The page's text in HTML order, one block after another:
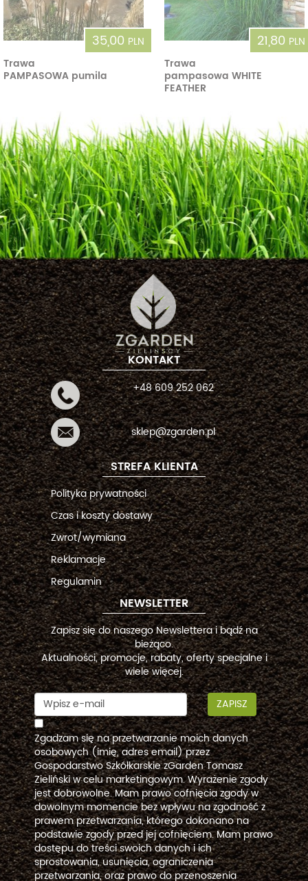
35,00 PLN
Trawa
PAMPASOWA pumila
21,80 PLN
Trawa
pampasowa WHITE
FEATHER
KONTAKT
+48 609 252 062
sklep@zgarden.pl
STREFA KLIENTA
Polityka prywatności
Czas i koszty dostawy
Zwrot/wymiana
Reklamacje
Regulamin
NEWSLETTER
Zapisz się do naszego Newslettera i bądź na
bieżąco.
Aktualności, promocje, rabaty, oferty specjalne i
wiele więcej.
ZAPISZ
Zgadzam się na przetwarzanie moich danych
osobowych (imię, adres email) przez
Gospodarstwo Szkółkarskie zGarden Tomasz
Zieliński w celu marketingowym. Wyrażenie zgody
jest dobrowolne. Mam prawo cofnięcia zgody w
dowolnym momencie bez wpływu na zgodność z
prawem przetwarzania, którego dokonano na
podstawie zgody przed jej cofnięciem. Mam prawo
dostępu do treści swoich danych i ich
sprostowania, usunięcia, ograniczenia
przetwarzania, oraz prawo do przenoszenia